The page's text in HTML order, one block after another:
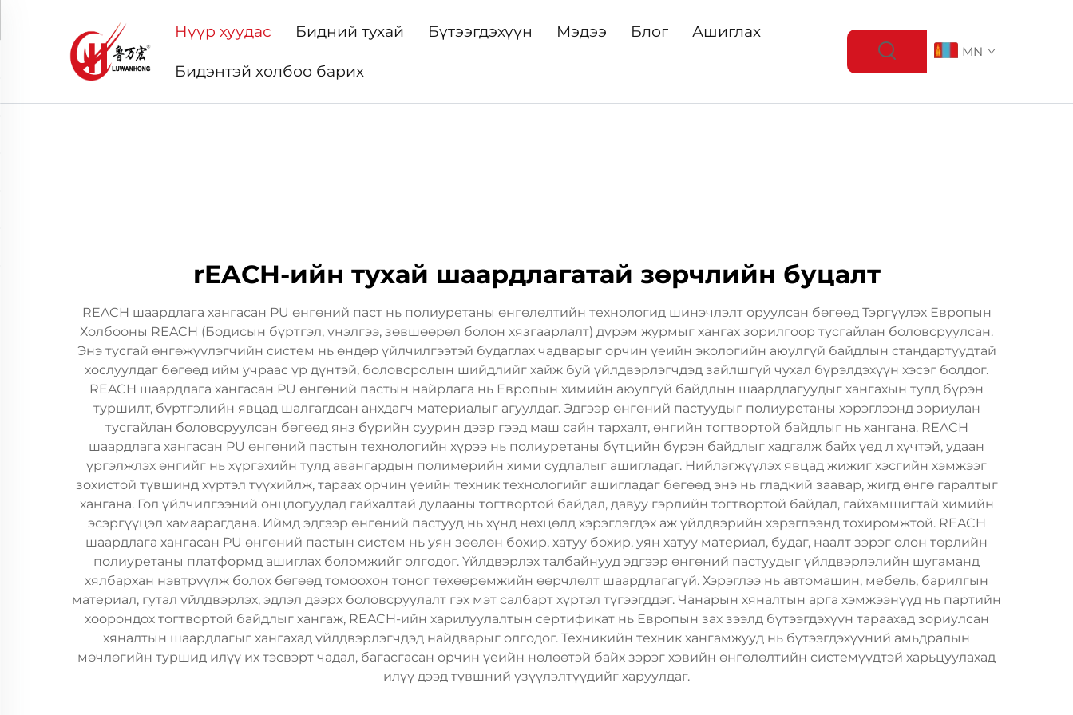
Нүүр хуудас Бидний тухай Бүтээгдэхүүн Мэдээ Блог Ашиглах
Бидэнтэй холбоо барих
MN
rEACH-ийн тухай шаардлагатай зөрчлийн буцалт
REACH шаардлага хангасан PU өнгөний паст нь полиуретаны өнгөлөлтийн технологид шинэчлэлт оруулсан бөгөөд Тэргүүлэх Европын
Холбооны REACH (Бодисын бүртгэл, үнэлгээ, зөвшөөрөл болон хязгаарлалт) дүрэм журмыг хангах зорилгоор тусгайлан боловсруулсан.
Энэ тусгай өнгөжүүлэгчийн систем нь өндөр үйлчилгээтэй будаглах чадварыг орчин үеийн экологийн аюулгүй байдлын стандартуудтай
хослуулдаг бөгөөд ийм учраас үр дүнтэй, боловсролын шийдлийг хайж буй үйлдвэрлэгчдэд зайлшгүй чухал бүрэлдэхүүн хэсэг болдог.
REACH шаардлага хангасан PU өнгөний пастын найрлага нь Европын химийн аюулгүй байдлын шаардлагуудыг хангахын тулд бүрэн
туршилт, бүртгэлийн явцад шалгагдсан анхдагч материалыг агуулдаг. Эдгээр өнгөний пастуудыг полиуретаны хэрэглээнд зориулан
тусгайлан боловсруулсан бөгөөд янз бүрийн суурин дээр гээд маш сайн тархалт, өнгийн тогтвортой байдлыг нь хангана. REACH
шаардлага хангасан PU өнгөний пастын технологийн хүрээ нь полиуретаны бүтцийн бүрэн байдлыг хадгалж байх үед л хүчтэй, удаан
үргэлжлэх өнгийг нь хүргэхийн тулд авангардын полимерийн хими судлалыг ашигладаг. Нийлэгжүүлэх явцад жижиг хэсгийн хэмжээг
зохистой түвшинд хүртэл түүхийлж, тараах орчин үеийн техник технологийг ашигладаг бөгөөд энэ нь гладкий заавар, жигд өнгө гаралтыг
хангана. Гол үйлчилгээний онцлогуудад гайхалтай дулааны тогтвортой байдал, давуу гэрлийн тогтвортой байдал, гайхамшигтай химийн
эсэргүүцэл хамаарагдана. Иймд эдгээр өнгөний пастууд нь хүнд нөхцөлд хэрэглэгдэх аж үйлдвэрийн хэрэглээнд тохиромжтой. REACH
шаардлага хангасан PU өнгөний пастын систем нь уян зөөлөн бохир, хатуу бохир, уян хатуу материал, будаг, наалт зэрэг олон төрлийн
полиуретаны платформд ашиглах боломжийг олгодог. Үйлдвэрлэх талбайнууд эдгээр өнгөний пастуудыг үйлдвэрлэлийн шугаманд
хялбархан нэвтрүүлж болох бөгөөд томоохон тоног төхөөрөмжийн өөрчлөлт шаардлагагүй. Хэрэглээ нь автомашин, мебель, барилгын
материал, гутал үйлдвэрлэх, эдлэл дээрх боловсруулалт гэх мэт салбарт хүртэл түгээгддэг. Чанарын хяналтын арга хэмжээнүүд нь партийн
хоорондох тогтвортой байдлыг хангаж, REACH-ийн харилуулалтын сертификат нь Европын зах зээлд бүтээгдэхүүн тараахад зориулсан
хяналтын шаардлагыг хангахад үйлдвэрлэгчдэд найдварыг олгодог. Техникийн техник хангамжууд нь бүтээгдэхүүний амьдралын
мөчлөгийн туршид илүү их тэсвэрт чадал, багасгасан орчин үеийн нөлөөтэй байх зэрэг хэвийн өнгөлөлтийн системүүдтэй харьцуулахад
илүү дээд түвшний үзүүлэлтүүдийг харуулдаг.